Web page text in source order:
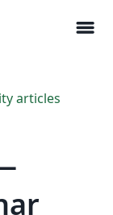
menu
articles